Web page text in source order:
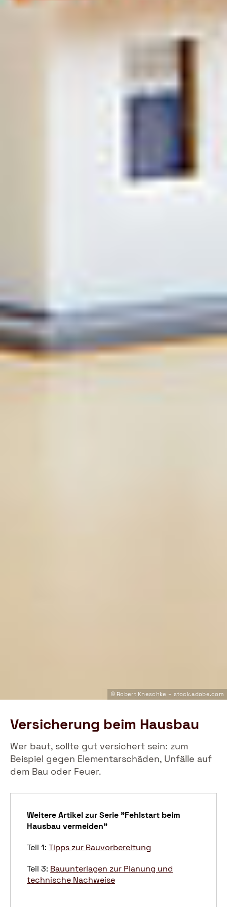
© Robert Kneschke – stock.adobe.com
Versicherung beim Hausbau
Wer baut, sollte gut versichert sein: zum
Beispiel gegen Elementarschäden, Unfälle auf
dem Bau oder Feuer.
Weitere Artikel zur Serie "Fehlstart beim
Hausbau vermeiden"
Teil 1: Tipps zur Bauvorbereitung
Teil 3: Bauunterlagen zur Planung und
technische Nachweise